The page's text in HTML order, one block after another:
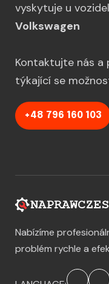
vyskytuje u
Volkswagen
Kontaktujte nás
týkající se
+48 796 160 103
Nabízíme
problém rychle a